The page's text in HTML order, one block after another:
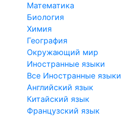
Математика
Биология
Химия
География
Окружающий мир
Иностранные языки
Все Иностранные языки
Английский язык
Китайский язык
Французский язык